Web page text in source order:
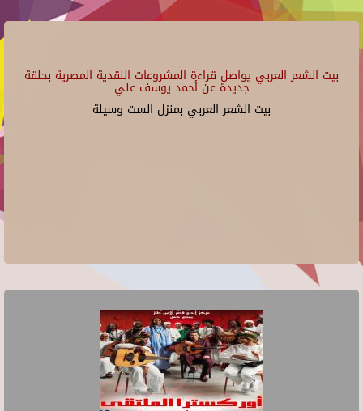
بيت الشعر العربي يواصل قراءة المشروعات النقدية المصرية بحلقة
جديدة عن أحمد يوسف علي
بيت الشعر العربي بمنزل الست وسيلة